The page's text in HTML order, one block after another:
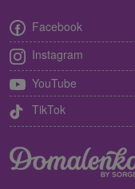
Facebook
Instagram
YouTube
TikTok